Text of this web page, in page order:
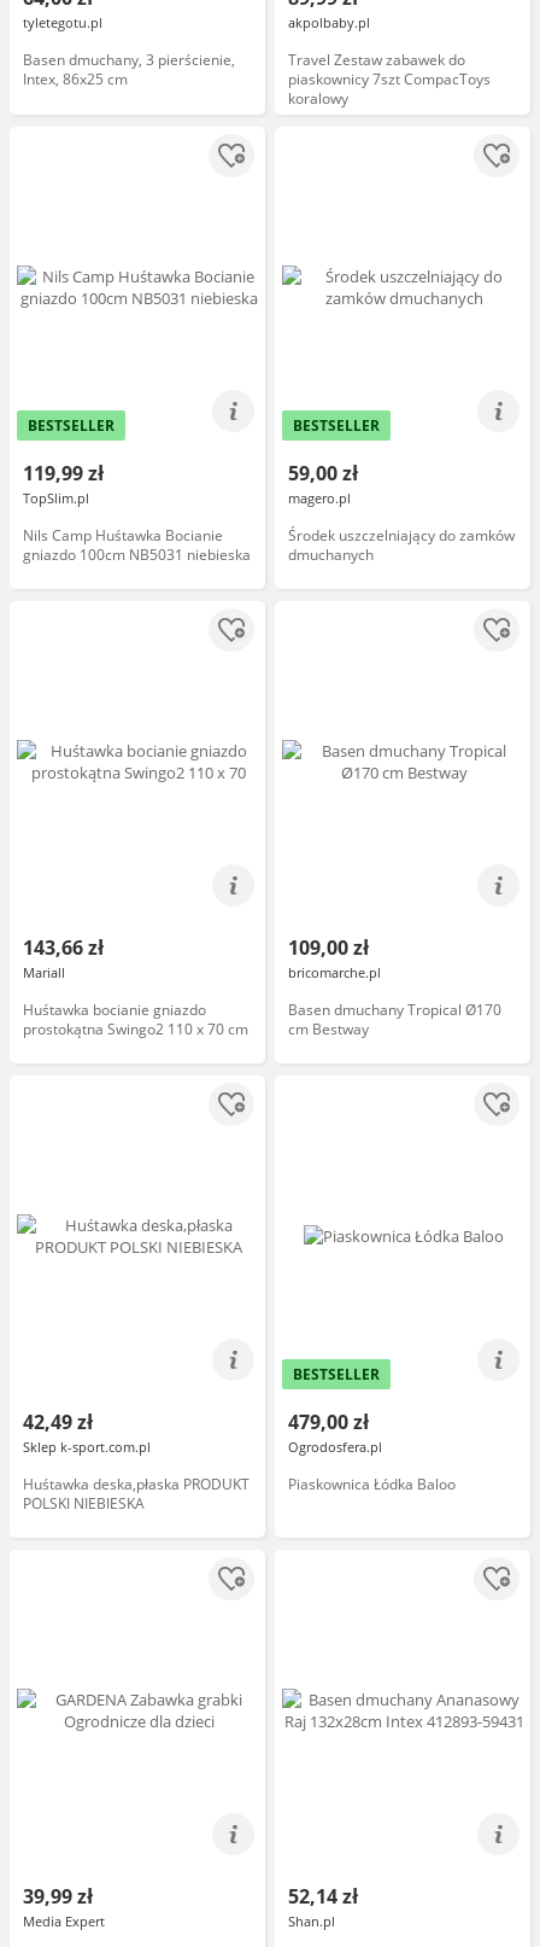
tyletegotu.pl
Basen dmuchany, 3 pierścienie,
Intex, 86x25 cm
akpolbaby.pl
Travel Zestaw zabawek do
piaskownicy 7szt CompacToys
koralowy
BESTSELLER
119,99 zł
TopSlim.pl
Nils Camp Huśtawka Bocianie
gniazdo 100cm NB5031 niebieska
BESTSELLER
59,00 zł
magero.pl
Środek uszczelniający do zamków
dmuchanych
143,66 zł
Mariall
Huśtawka bocianie gniazdo
prostokątna Swingo2 110 x 70 cm
109,00 zł
bricomarche.pl
Basen dmuchany Tropical Ø170
cm Bestway
42,49 zł
Sklep k-sport.com.pl
Huśtawka deska,płaska PRODUKT
POLSKI NIEBIESKA
BESTSELLER
479,00 zł
Ogrodosfera.pl
Piaskownica Łódka Baloo
39,99 zł
Media Expert
52,14 zł
Shan.pl